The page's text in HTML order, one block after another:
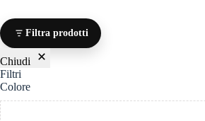
Filtra prodotti
Chiudi
Filtri
Colore